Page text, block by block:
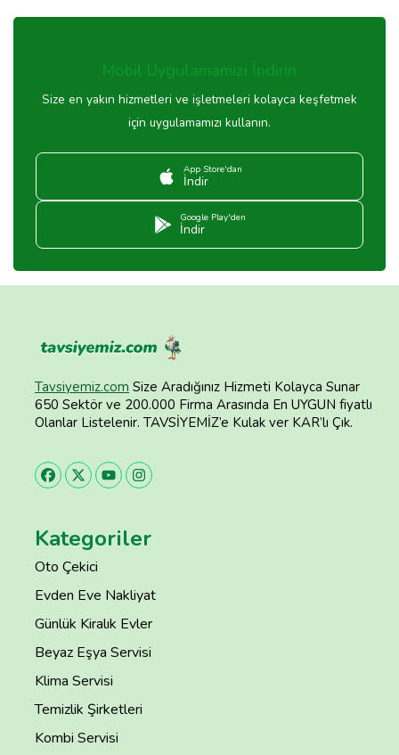
Mobil Uygulamamızı İndirin
Size en yakın hizmetleri ve işletmeleri kolayca keşfetmek
için uygulamamızı kullanın.
App Store'dan
İndir
Google Play'den
İndir
Tavsiyemiz.com Size Aradığınız Hizmeti Kolayca Sunar
650 Sektör ve 200.000 Firma Arasında En UYGUN fiyatlı
Olanlar Listelenir. TAVSİYEMİZ’e Kulak ver KAR’lı Çık.
Kategoriler
Oto Çekici
Evden Eve Nakliyat
Günlük Kiralık Evler
Beyaz Eşya Servisi
Klima Servisi
Temizlik Şirketleri
Kombi Servisi